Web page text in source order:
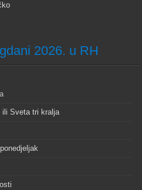
2026. u RH
ili Sveta tri kralja